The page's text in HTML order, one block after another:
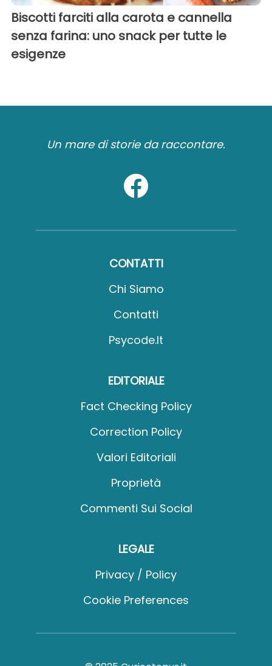
Biscotti farciti alla carota e cannella
senza farina: uno snack per tutte le
esigenze
Un mare di storie da raccontare.
CONTATTI
Chi Siamo
Contatti
Psycode.it
EDITORIALE
Fact Checking Policy
Correction Policy
Valori Editoriali
Proprietà
Commenti Sui Social
LEGALE
Privacy / Policy
Cookie Preferences